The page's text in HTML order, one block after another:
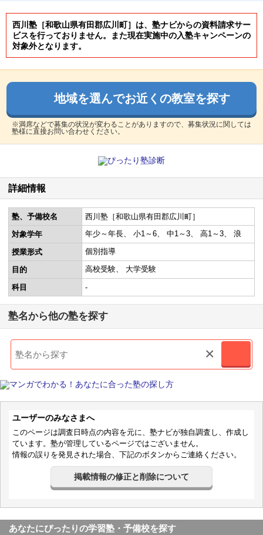
西川塾［和歌山県有田郡広川町］は、塾ナビからの資料請求サー
ビスを行っておりません。また現在実施中の入塾キャンペーンの
対象外となります。
地域を選んでお近くの教室を探す
※満席などで募集の状況が変わることがありますので、募集状況に関しては
塾様に直接お問い合わせください。
詳細情報
塾、予備校名
西川塾［和歌山県有田郡広川町］
対象学年
年少～年長 小1～6 中1～3 高1～3 浪
授業形式 個別指導
目的 高校受験 大学受験
科目 -
塾名から他の塾を探す
×
ユーザーのみなさまへ
このページは調査日時点の内容を元に、塾ナビが独自調査し、作成し
ています。塾が管理しているページではございません。
情報の誤りを発見された場合、下記のボタンからご連絡ください。
掲載情報の修正と削除について
あなたにぴったりの学習塾・予備校を探す